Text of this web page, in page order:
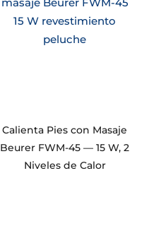
Calienta Pies con Masaje
Beurer FWM-45 — 15 W, 2
Niveles de Calor